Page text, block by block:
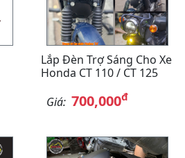
Lắp Đèn Trợ Sáng Cho Xe
Honda CT 110 / CT 125
Giá: 700,000đ